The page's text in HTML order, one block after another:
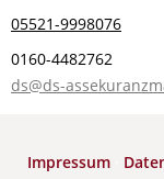
05521-9998076
0160-4482762
ds@ds-
Impressum